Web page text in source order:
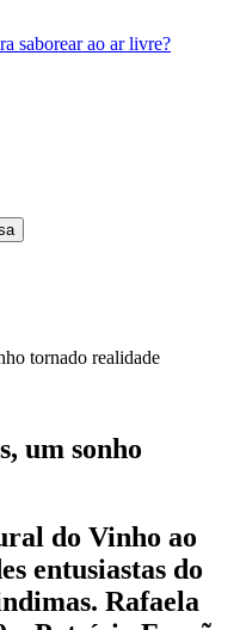
saborear ao ar livre?
tornado realidade
um sonho
do Vinho ao
entusiastas do
Rafaela